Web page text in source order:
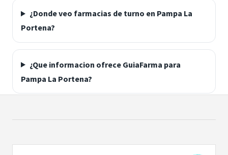
¿Donde veo farmacias de turno en Pampa La
Portena?
¿Que informacion ofrece GuiaFarma para
Pampa La Portena?